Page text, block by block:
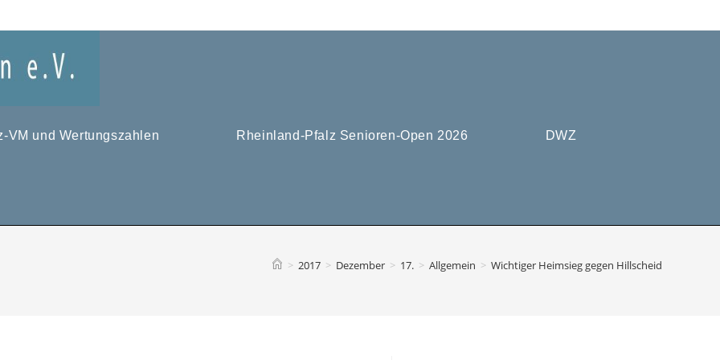
VM und Wertungszahlen Rheinland-Pfalz Senioren-Open 2026 DWZ
> 2017 > Dezember > 17. > Allgemein > Wichtiger Heimsieg gegen Hillscheid